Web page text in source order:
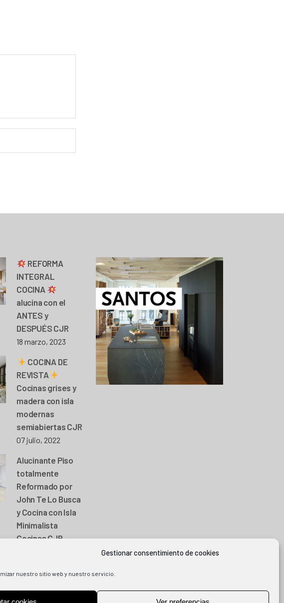
Gestionar consentimiento de cookies
nuestro sitio web y nuestro servicio.
REFORMA
INTEGRAL
COCINA
alucina con el
ANTES y
DESPUÉS CJR
18 marzo, 2023
COCINA DE
REVISTA
Cocinas grises y
madera con isla
modernas
semiabiertas CJR
07 julio, 2022
Alucinante Piso
totalmente
Reformado por
John Te Lo Busca
y Cocina con Isla
Minimalista
Cocinas CJR